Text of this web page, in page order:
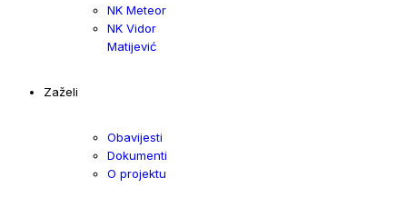
NK Meteor
NK Vidor
Matijević
Zaželi
Obavijesti
Dokumenti
O projektu